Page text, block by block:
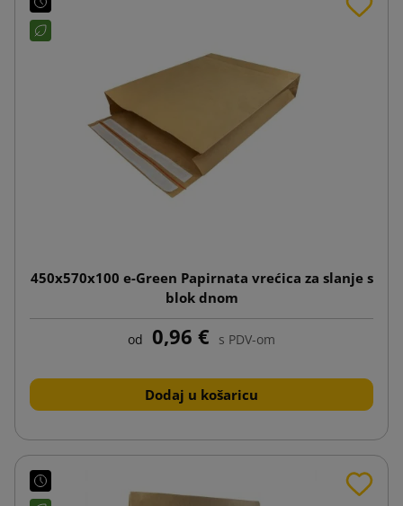
450x570x100 e-Green Papirnata vrećica za slanje s
blok dnom
od 0,96 € s PDV-om
Dodaj u košaricu